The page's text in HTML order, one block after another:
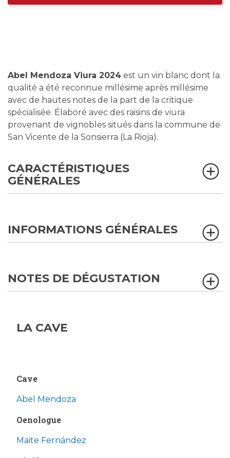
Abel Mendoza Viura 2024 est un vin blanc dont la
qualité a été reconnue millésime après millésime
avec de hautes notes de la part de la critique
spécialisée. Élaboré avec des raisins de viura
provenant de vignobles situés dans la commune de
San Vicente de la Sonsierra (La Rioja).
CARACTÉRISTIQUES
GÉNÉRALES
INFORMATIONS GÉNÉRALES
NOTES DE DÉGUSTATION
LA CAVE
Cave
Abel Mendoza
Oenologue
Maite Fernández